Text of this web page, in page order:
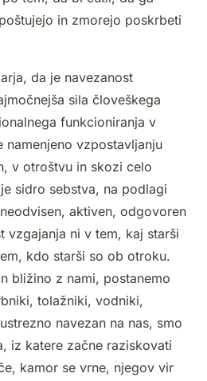
in zmorejo poskrbeti
da je navezanost
sila človeškega
funkcioniranja v
namenjeno vzpostavljanju
v otroštvu in skozi celo
sidro sebstva, na podlagi
aktiven, odgovoren
vzgajanja ni v tem, kaj starši
kdo starši so ob otroku.
bližino z nami, postanemo
tolažniki, vodniki,
navezan na nas, smo
iz katere začne raziskovati
kamor se vrne, njegov vir